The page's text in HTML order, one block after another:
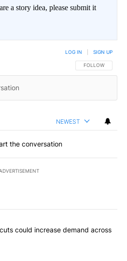
a story idea, please submit it
FOLLOW THIS
FOLLOW
LOG IN SIGN UP
NEWEST
the conversation
most commented articles in the last
SNAP cuts could increase
could increase demand across